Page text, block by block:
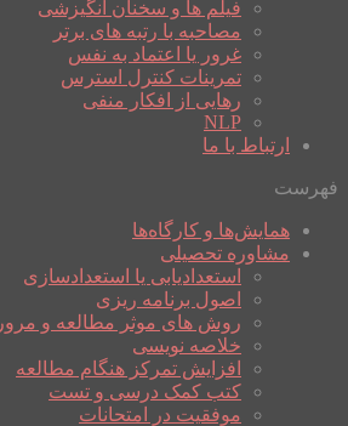
فیلم ها و سخنان انگیزشی
مصاحبه با رتبه های برتر
غرور یا اعتماد به نفس
تمرینات کنترل استرس
رهایی از افکار منفی
NLP
ارتباط با ما
فهرست
همایش‌ها و کارگاه‌ها
مشاوره تحصیلی
استعدادیابی یا استعدادسازی
اصول برنامه ریزی
روش های موثر مطالعه و مرور
خلاصه نویسی
افزایش تمرکز هنگام مطالعه
کتب کمک درسی و تست
موفقیت در امتحانات